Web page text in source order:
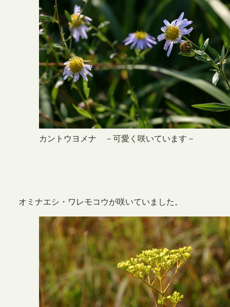
カントウヨメナ －可愛く咲いています－
オミナエシ・ワレモコウが咲いていました。